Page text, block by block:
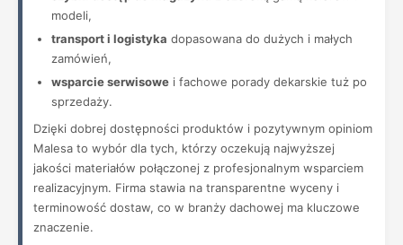
modeli,
transport i logistyka dopasowana do dużych i małych
zamówień,
wsparcie serwisowe i fachowe porady dekarskie tuż po
sprzedaży.
Dzięki dobrej dostępności produktów i pozytywnym opiniom
Malesa to wybór dla tych, którzy oczekują najwyższej
jakości materiałów połączonej z profesjonalnym wsparciem
realizacyjnym. Firma stawia na transparentne wyceny i
terminowość dostaw, co w branży dachowej ma kluczowe
znaczenie.